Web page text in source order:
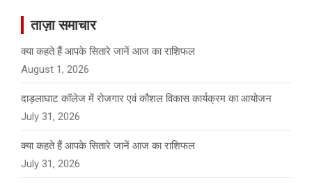
ताज़ा समाचार
क्या कहते हैं आपके सितारे जानें आज का राशिफल
August 1, 2026
दाड़लाघाट कॉलेज में रोजगार एवं कौशल विकास कार्यक्रम का आयोजन
July 31, 2026
क्या कहते हैं आपके सितारे जानें आज का राशिफल
July 31, 2026